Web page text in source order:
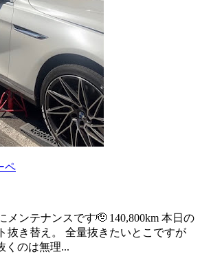
ペ
メンテナンスです🫡 140,800km 本日の
抜き替え。 全量抜きたいとこですが
くのは無理...